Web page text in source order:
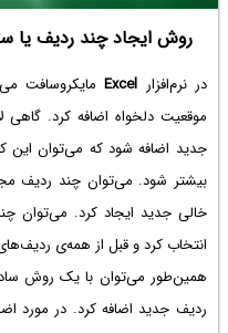
روش ایجاد چند ردیف یا
در نرم‌افزار Excelمایکروسافت
موقعیت دلخواه اضافه کرد.
جدید اضافه شود که می‌توان این
بیشتر شود. می‌توان چند ردیف
خالی جدید ایجاد کرد. می‌توان
انتخاب کرد و قبل از همه‌ی